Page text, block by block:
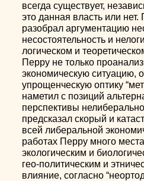
всегда существует,
это данная власть или
разобрал аргументацию
несостоятельность и
логическом и
Перру не только
экономическую ситуацию,
упрощенческую оптику
наметил с позиций
перспективы
предсказал скорый и
всей либеральной
работах Перру много
экологическим и
гео-политическим и
влияние, согласно